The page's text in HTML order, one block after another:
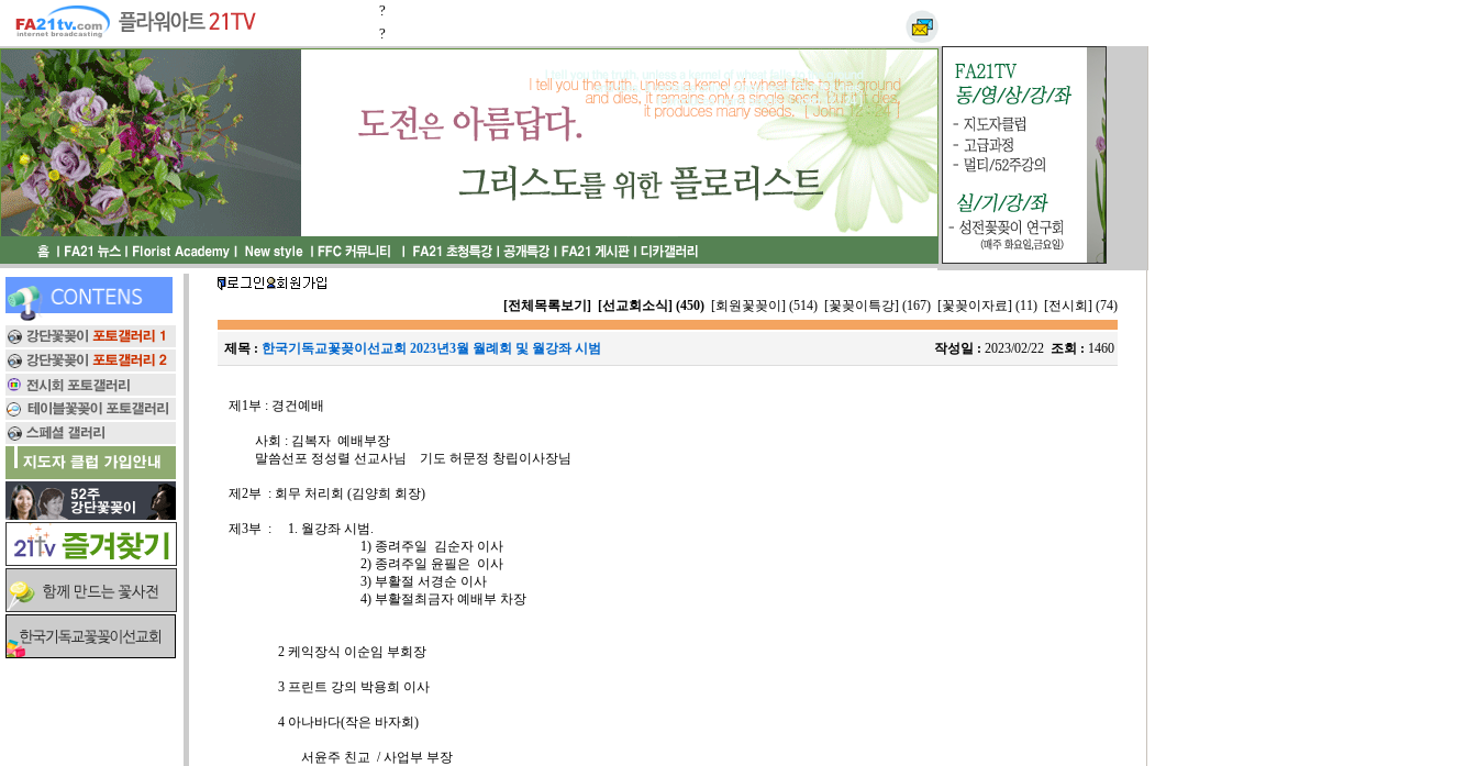
?
?
[전체목록보기] [선교회소식] (450) [회원꽃꽂이] (514) [꽃꽂이특강] (167) [꽃꽂이자료] (11) [전시회] (74)
제목 : 한국기독교꽃꽂이선교회 2023년3월 월례회 및 월강좌 시범 작성일 : 2023/02/22 조회 : 1460
제1부 : 경건예배
사회 : 김복자 예배부장
말씀선포 정성렬 선교사님 기도 허문정 창립이사장님
제2부 : 회무 처리회 (김양희 회장)
제3부 : 1. 월강좌 시범.
1) 종려주일 김순자 이사
2) 종려주일 윤필은 이사
3) 부활절 서경순 이사
4) 부활절최금자 예배부 차장
2 케익장식 이순임 부회장
3 프린트 강의 박용희 이사
4 아나바다(작은 바자회)
서윤주 친교 / 사업부 부장